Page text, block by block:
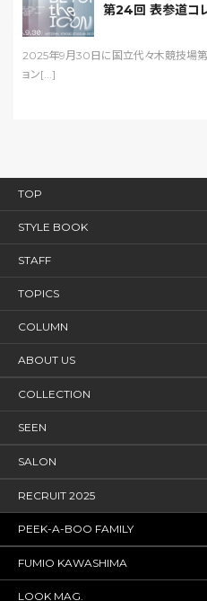
第24回 表参道コ
2025年9月30日に国立代々木競技場
ョン[...]
TOP
STYLE BOOK
STAFF
TOPICS
COLUMN
ABOUT US
COLLECTION
SEEN
SALON
RECRUIT 2025
PEEK-A-BOO FAMILY
FUMIO KAWASHIMA
LOOK MAG.